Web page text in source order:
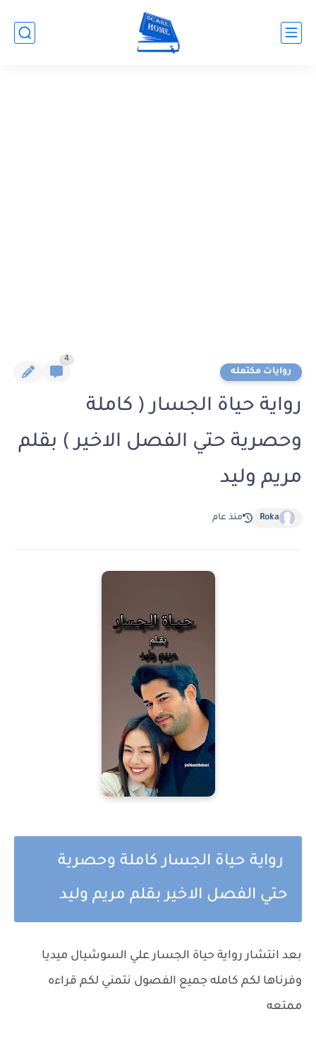
روايات مكتمله
4
رواية حياة الجسار ( كاملة
وحصرية حتي الفصل الاخير ) بقلم
مريم وليد
Roka منذ عام
رواية حياة الجسار كاملة وحصرية
حتي الفصل الاخير بقلم مريم وليد
بعد انتشار رواية حياة الجسار علي السوشيال ميديا
وفرناها لكم كامله جميع الفصول نتمني لكم قراءه
ممتعه